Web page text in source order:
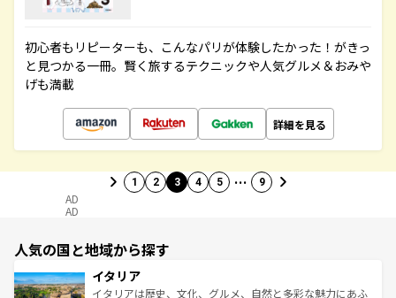
初心者もリピーターも、こんなパリが体験したかった！がきっ
と見つかる一冊。賢く旅するテクニックや人気グルメ＆おみや
げも満載
詳細を見る
1 2 3 4 5 … 9
AD
AD
人気の国と地域から探す
イタリア
イタリアは歴史、文化、グルメ、自然と多彩な魅力にあふ